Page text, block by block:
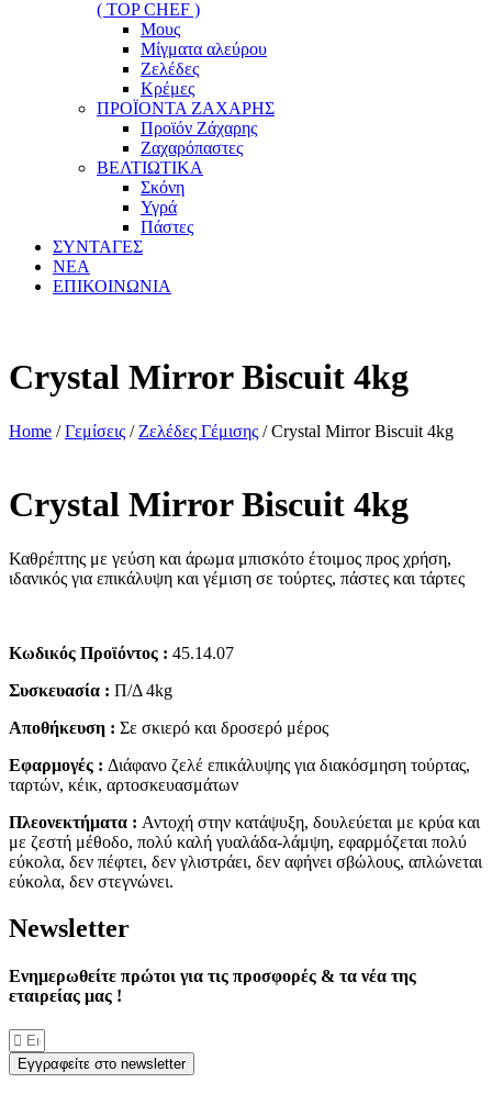
( TOP CHEF )
Μους
Μίγματα αλεύρου
Ζελέδες
Κρέμες
ΠΡΟΪΟΝΤΑ ΖΑΧΑΡΗΣ
Προϊόν Ζάχαρης
Ζαχαρόπαστες
ΒΕΛΤΙΩΤΙΚΑ
Σκόνη
Υγρά
Πάστες
ΣΥΝΤΑΓΕΣ
ΝΕΑ
ΕΠΙΚΟΙΝΩΝΙΑ
Crystal Mirror Biscuit 4kg
Home /Γεμίσεις / Ζελέδες Γέμισης / Crystal Mirror Biscuit 4kg
Crystal Mirror Biscuit 4kg
Καθρέπτης με γεύση και άρωμα μπισκότο έτοιμος προς χρήση,
ιδανικός για επικάλυψη και γέμιση σε τούρτες, πάστες και τάρτες
Κωδικός Προϊόντος : 45.14.07
Συσκευασία : Π/Δ 4kg
Αποθήκευση : Σε σκιερό και δροσερό μέρος
Εφαρμογές : Διάφανο ζελέ επικάλυψης για διακόσμηση τούρτας,
ταρτών, κέικ, αρτοσκευασμάτων
Πλεονεκτήματα : Αντοχή στην κατάψυξη, δουλεύεται με κρύα και
με ζεστή μέθοδο, πολύ καλή γυαλάδα-λάμψη, εφαρμόζεται πολύ
εύκολα, δεν πέφτει, δεν γλιστράει, δεν αφήνει σβώλους, απλώνεται
εύκολα, δεν στεγνώνει.
Νewsletter
Ενημερωθείτε πρώτοι για τις προσφορές & τα νέα της
εταιρείας μας !
Εγγραφείτε στο newsletter